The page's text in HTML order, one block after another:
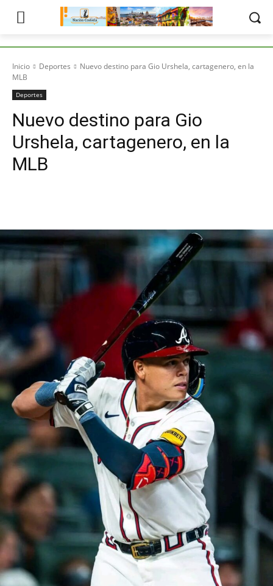
Inicio Deportes
Nuevo destino para Gio Urshela, cartagenero, en la
MLB
Deportes
Nuevo destino para Gio
Urshela, cartagenero, en la
MLB